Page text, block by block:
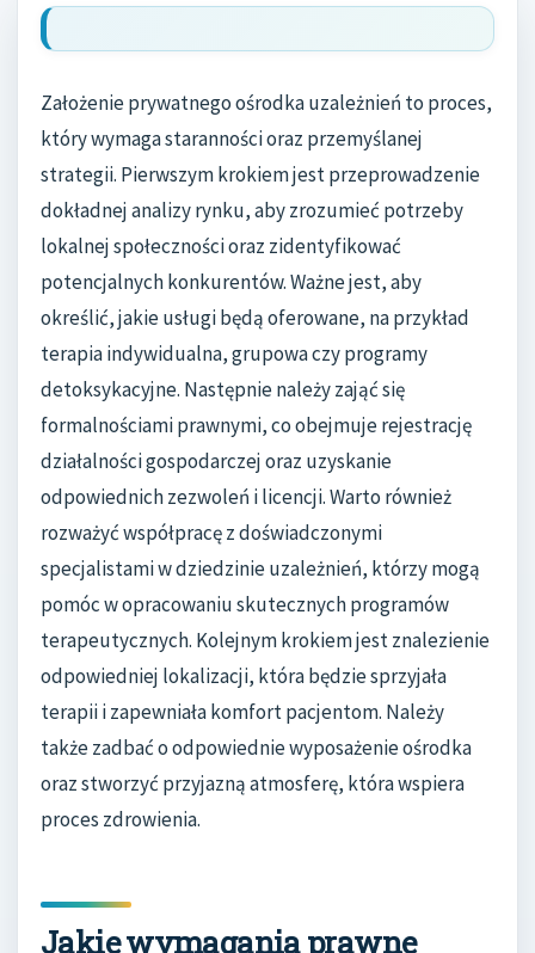
Założenie prywatnego ośrodka uzależnień to proces,
który wymaga staranności oraz przemyślanej
strategii. Pierwszym krokiem jest przeprowadzenie
dokładnej analizy rynku, aby zrozumieć potrzeby
lokalnej społeczności oraz zidentyfikować
potencjalnych konkurentów. Ważne jest, aby
określić, jakie usługi będą oferowane, na przykład
terapia indywidualna, grupowa czy programy
detoksykacyjne. Następnie należy zająć się
formalnościami prawnymi, co obejmuje rejestrację
działalności gospodarczej oraz uzyskanie
odpowiednich zezwoleń i licencji. Warto również
rozważyć współpracę z doświadczonymi
specjalistami w dziedzinie uzależnień, którzy mogą
pomóc w opracowaniu skutecznych programów
terapeutycznych. Kolejnym krokiem jest znalezienie
odpowiedniej lokalizacji, która będzie sprzyjała
terapii i zapewniała komfort pacjentom. Należy
także zadbać o odpowiednie wyposażenie ośrodka
oraz stworzyć przyjazną atmosferę, która wspiera
proces zdrowienia.
Jakie wymagania prawne